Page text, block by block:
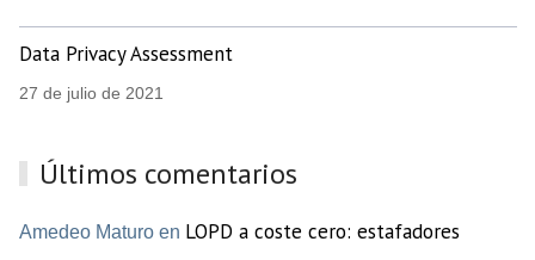
Data Privacy Assessment
27 de julio de 2021
Últimos comentarios
Amedeo Maturo en LOPD a coste cero: estafadores